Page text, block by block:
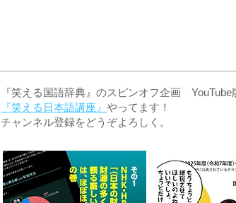
『笑える国語辞典』のスピンオフ企画 YouTube
『笑える日本語講座』 やってます！
チャンネル登録をどうぞよろしく。